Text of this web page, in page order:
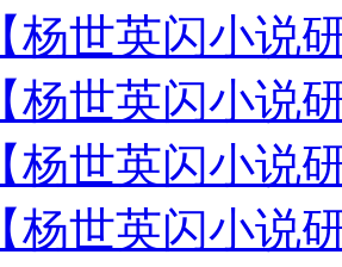
【杨世英闪小说
【杨世英闪小说
【杨世英闪小说
【杨世英闪小说